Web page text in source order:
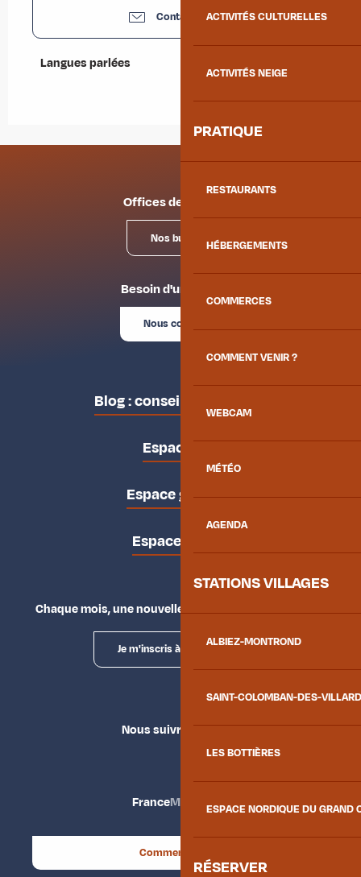
ACTIVITÉS CULTURELLES
ACTIVITÉS NEIGE
PRATIQUE
RESTAURANTS
HÉBERGEMENTS
COMMERCES
COMMENT VENIR ?
WEBCAM
MÉTÉO
AGENDA
STATIONS VILLAGES
ALBIEZ-MONTROND
SAINT-COLOMBAN-DES-
LES BOTTIÈRES
ESPACE NORDIQUE DU GRAND
RÉSERVER
Contactez-nous
Langues parlées
Langues parlées
Offices de tourisme
Nos bureaux
Besoin d'un conseil ?
Nous contacter
Blog : conseils des locaux
Espace pro
Espace groupes
Espace presse
Chaque mois, une nouvelle façon d'explorer la vallée.
Je m'inscris à la newsletter
Nous suivre
FranceMaurienne
Comment venir ?